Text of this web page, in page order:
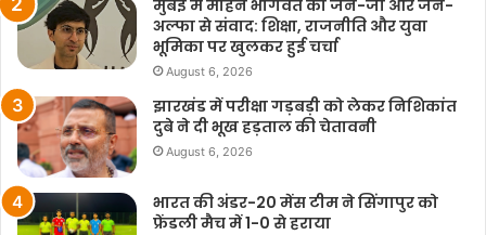
मुंबई में मोहन भागवत का जेन-जी और जेन-
अल्फा से संवाद: शिक्षा, राजनीति और युवा
भूमिका पर खुलकर हुई चर्चा
August 6, 2026
झारखंड में परीक्षा गड़बड़ी को लेकर निशिकांत
दुबे ने दी भूख हड़ताल की चेतावनी
August 6, 2026
भारत की अंडर-20 मेंस टीम ने सिंगापुर को
फ्रेंडली मैच में 1-0 से हराया